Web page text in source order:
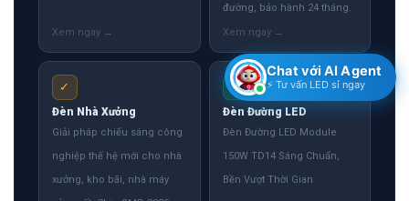
đường, bảo hành 24 tháng.
✓
Đèn Nhà Xưởng
Giải pháp chiếu sáng công
nghiệp thế hệ mới cho nhà
xưởng, kho bãi, nhà máy
✓
Đèn Đường LED
Đèn Đường LED Module
150W TD14 Sáng Chuẩn,
Bền Vượt Thời Gian
Chat với AI Agent
⚡ Tư vấn LED sỉ ngay